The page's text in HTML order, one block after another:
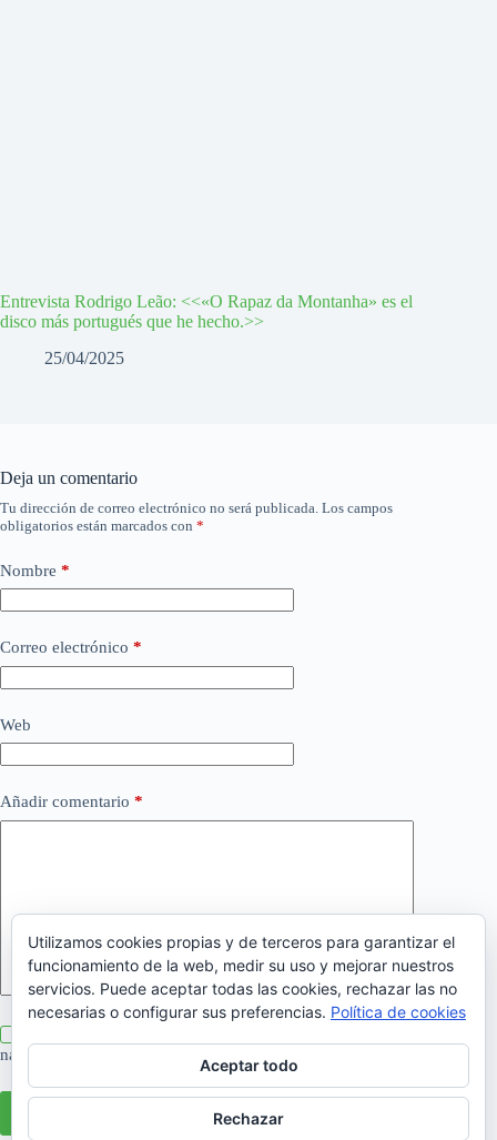
Entrevista Rodrigo Leão: <<«O Rapaz da Montanha» es el
disco más portugués que he hecho.>>
25/04/2025
Deja un comentario
Tu dirección de correo electrónico no será publicada. Los campos
obligatorios están marcados con *
Nombre *
Correo electrónico *
Web
Añadir comentario *
navegador para la próxima vez que comente.
Utilizamos cookies propias y de terceros para garantizar el
funcionamiento de la web, medir su uso y mejorar nuestros
servicios. Puede aceptar todas las cookies, rechazar las no
necesarias o configurar sus preferencias. Política de cookies
Aceptar todo
Rechazar